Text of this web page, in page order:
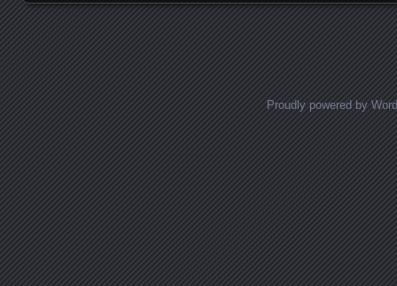
Images navigation
Proudly powered by